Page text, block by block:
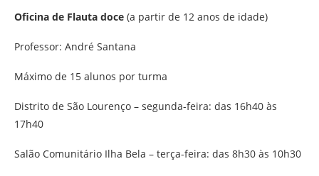
Oficina de Flauta doce (a partir de 12 anos de idade)
Professor: André Santana
Máximo de 15 alunos por turma
Distrito de São Lourenço – segunda-feira: das 16h40 às
17h40
Salão Comunitário Ilha Bela – terça-feira: das 8h30 às 10h30